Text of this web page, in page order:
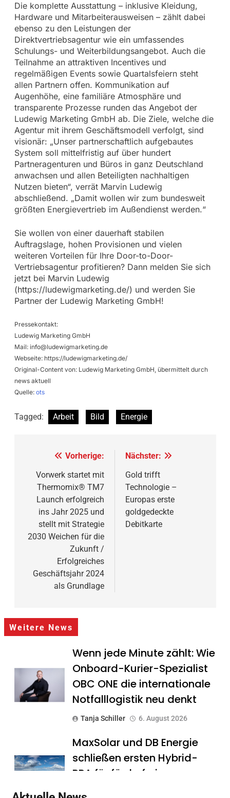
Die komplette Ausstattung – inklusive Kleidung,
Hardware und Mitarbeiterausweisen – zählt dabei
ebenso zu den Leistungen der
Direktvertriebsagentur wie ein umfassendes
Schulungs- und Weiterbildungsangebot. Auch die
Teilnahme an attraktiven Incentives und
regelmäßigen Events sowie Quartalsfeiern steht
allen Partnern offen. Kommunikation auf
Augenhöhe, eine familiäre Atmosphäre und
transparente Prozesse runden das Angebot der
Ludewig Marketing GmbH ab. Die Ziele, welche die
Agentur mit ihrem Geschäftsmodell verfolgt, sind
visionär: „Unser partnerschaftlich aufgebautes
System soll mittelfristig auf über hundert
Partneragenturen und Büros in ganz Deutschland
anwachsen und allen Beteiligten nachhaltigen
Nutzen bieten“, verrät Marvin Ludewig
abschließend. „Damit wollen wir zum bundesweit
größten Energievertrieb im Außendienst werden.“
Sie wollen von einer dauerhaft stabilen
Auftragslage, hohen Provisionen und vielen
weiteren Vorteilen für Ihre Door-to-Door-
Vertriebsagentur profitieren? Dann melden Sie sich
jetzt bei Marvin Ludewig
(https://ludewigmarketing.de/) und werden Sie
Partner der Ludewig Marketing GmbH!
Pressekontakt:
Ludewig Marketing GmbH
Mail: info@ludewigmarketing.de
Webseite: https://ludewigmarketing.de/
Original-Content von: Ludewig Marketing GmbH, übermittelt durch
news aktuell
Quelle: ots
Tagged: Arbeit Bild Energie
Beitragsnavigation
Vorherige:
Vorwerk startet mit
Thermomix® TM7
Launch erfolgreich
ins Jahr 2025 und
stellt mit Strategie
2030 Weichen für die
Zukunft /
Erfolgreiches
Geschäftsjahr 2024
als Grundlage
Nächster:
Gold trifft
Technologie –
Europas erste
goldgedeckte
Debitkarte
Weitere News
Wenn jede Minute zählt: Wie
Onboard-Kurier-Spezialist
OBC ONE die internationale
Notfalllogistik neu denkt
Tanja Schiller 6. August 2026
MaxSolar und DB Energie
schließen ersten Hybrid-
PPA für förderfreie